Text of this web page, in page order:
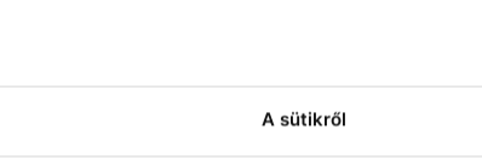
A sütikről
fully configurable Sentinel™ microprocessor control
service panel opens up easily for immediate